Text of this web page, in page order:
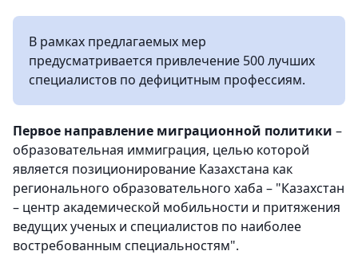
В рамках предлагаемых мер
предусматривается привлечение 500 лучших
специалистов по дефицитным профессиям.
Первое направление миграционной политики –
образовательная иммиграция, целью которой
является позиционирование Казахстана как
регионального образовательного хаба – "Казахстан
– центр академической мобильности и притяжения
ведущих ученых и специалистов по наиболее
востребованным специальностям".